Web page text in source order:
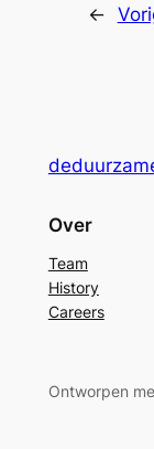
←
Over
Team
History
Careers
Ontworpen